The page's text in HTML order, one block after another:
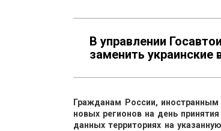
В управлении
заменить украинские
Гражданам России,
новых регионов на день
данных территориях на